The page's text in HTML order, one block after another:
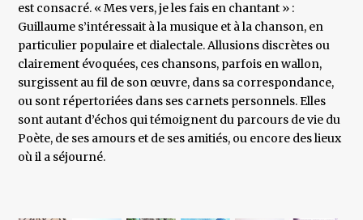
est consacré. « Mes vers, je les fais en chantant » :
Guillaume s’intéressait à la musique et à la chanson, en
particulier populaire et dialectale. Allusions discrètes ou
clairement évoquées, ces chansons, parfois en wallon,
surgissent au fil de son œuvre, dans sa correspondance,
ou sont répertoriées dans ses carnets personnels. Elles
sont autant d’échos qui témoignent du parcours de vie du
Poète, de ses amours et de ses amitiés, ou encore des lieux
où il a séjourné.